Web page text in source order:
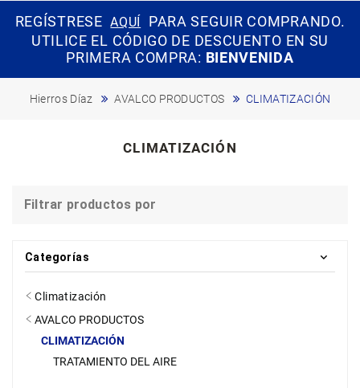
REGÍSTRESE AQUÍ
PARA SEGUIR COMPRANDO.
UTILICE EL CÓDIGO DE DESCUENTO EN SU
PRIMERA COMPRA: BIENVENIDA
Hierros Díaz AVALCO PRODUCTOS CLIMATIZACIÓN
CLIMATIZACIÓN
Filtrar productos por
Categorías
Climatización
AVALCO PRODUCTOS
CLIMATIZACIÓN
TRATAMIENTO DEL AIRE